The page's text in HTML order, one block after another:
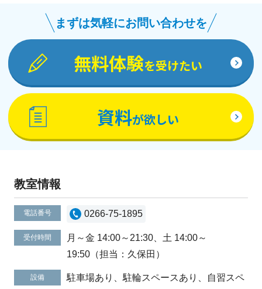
まずは気軽にお問い合わせを
無料体験を受けたい
資料が欲しい
教室情報
電話番号 0266-75-1895
受付時間
月～金 14:00～21:30、土 14:00～
19:50（担当：久保田）
設備
駐車場あり、駐輪スペースあり、自習スペ